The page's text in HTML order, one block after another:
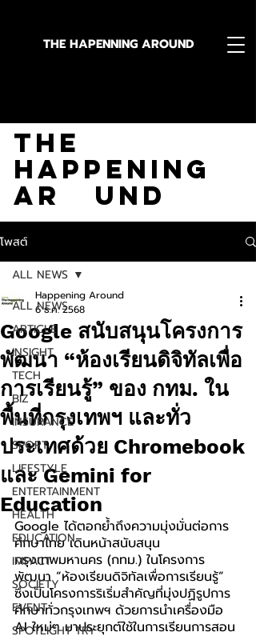
THE HAPENNING AROUND
The
Happening
Ar und
โพสต์
ALL NEWS
ARTICLE
INSIGHT
TECH
BIZ
INSURANCE
SPORT
LIFESTYLE
ENTERTAINMENT
HEALTH
EDUCATION
IMPACT
SOCIETY
EVENT
SPOTLIGHT TRY
ALL NEWS
Google สนับสนุนโครงการ
พัฒนา “ห้องเรียนดิจิทัลเพื่อ
การเรียนรู้” ของ กทม. ใน
พื้นที่กรุงเทพฯ และทั่ว
ประเทศด้วย Chromebook
และ Gemini for
Education
Happening Around
6 ธ.ค. 2568
Google ได้ตอกย้ำถึงความมุ่งมั่นต่อการ
ศึกษาไทย เดินหน้าสนับสนุน
กรุงเทพมหานคร (กทม.) ในโครงการ
พัฒนา “ห้องเรียนดิจิทัลเพื่อการเรียนรู้”
ซึ่งเป็นโครงการริเริ่มสำคัญที่มุ่งปฏิรูปการ
ศึกษาทั่วกรุงเทพฯ ด้วยการนำเครื่องมือ
AI ใหม่ๆ มาประยุกต์ใช้ในการเรียนการสอน